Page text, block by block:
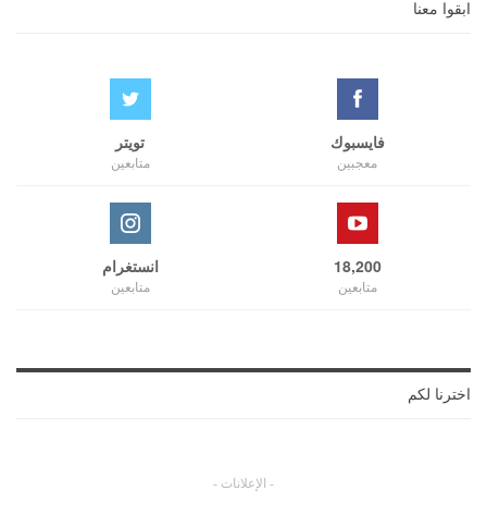
ابقوا معنا
فايسبوك
معجبين
تويتر
متابعين
18,200
متابعين
انستغرام
متابعين
اخترنا لكم
- الإعلانات -